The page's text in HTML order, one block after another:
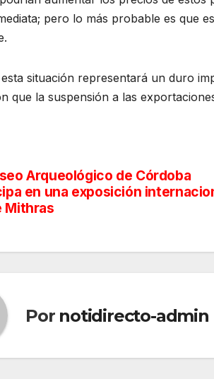
pero lo más probable es que
situación representará un duro
que la suspensión a las
Arqueológico de Córdoba
en una exposición
Mithras
Por notidirecto-admin